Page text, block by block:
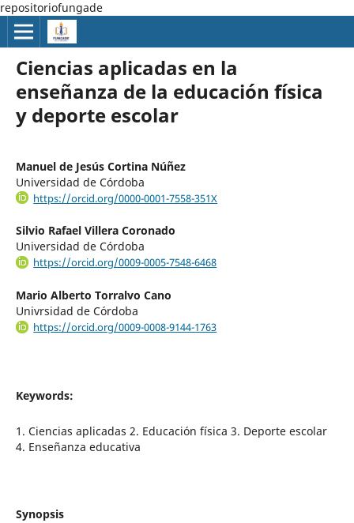
repositoriofungade
Ciencias aplicadas en la
enseñanza de la educación física
y deporte escolar
Manuel de Jesús Cortina Núñez
Universidad de Córdoba
https://orcid.org/0000-0001-7558-351X
Silvio Rafael Villera Coronado
Universidad de Córdoba
https://orcid.org/0009-0005-7548-6468
Mario Alberto Torralvo Cano
Univrsidad de Córdoba
https://orcid.org/0009-0008-9144-1763
Keywords:
1. Ciencias aplicadas 2. Educación física 3. Deporte escolar
4. Enseñanza educativa
Synopsis